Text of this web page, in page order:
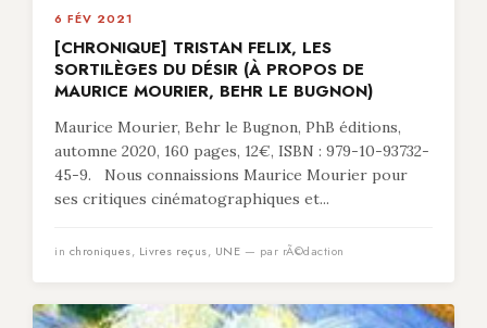
6 FÉV 2021
[CHRONIQUE] TRISTAN FELIX, LES
SORTILÈGES DU DÉSIR (À PROPOS DE
MAURICE MOURIER, BEHR LE BUGNON)
Maurice Mourier, Behr le Bugnon, PhB éditions,
automne 2020, 160 pages, 12€, ISBN : 979-10-93732-
45-9. Nous connaissions Maurice Mourier pour
ses critiques cinématographiques et...
in chroniques, Livres reçus, UNE — par rÃ©daction